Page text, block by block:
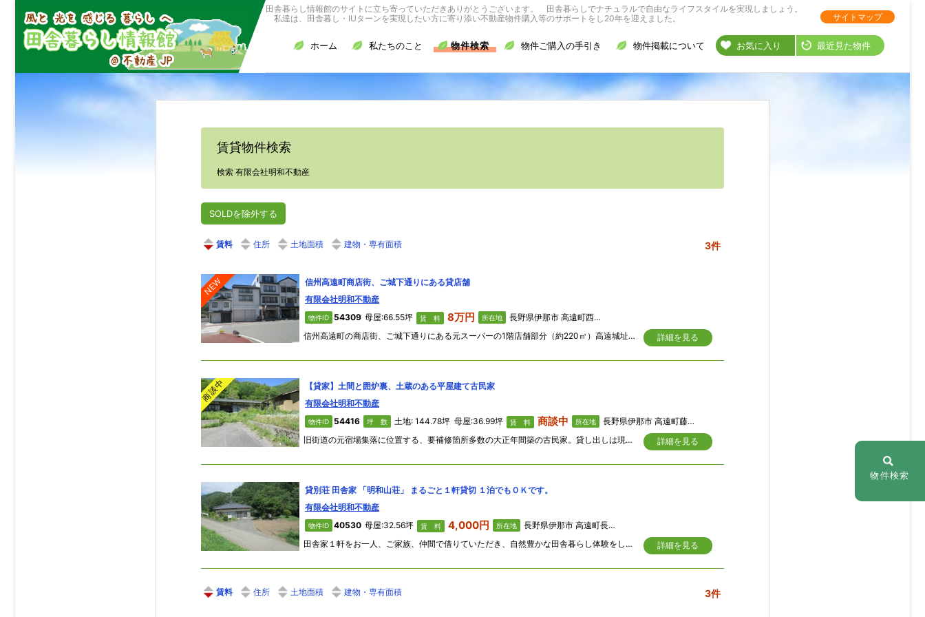
田舎暮らし情報館のサイトに立ち寄っていただきありがとうございます。 田舎暮らしでナチュラルで自由なライフスタイルを実現しましょう。
私達は、田舎暮し・IUターンを実現したい方に寄り添い不動産物件購入等のサポートをし20年を迎えました。
サイトマップ
ホーム 私たちのこと 物件検索 物件ご購入の手引き 物件掲載について お気に入り 最近見た物件
賃貸物件検索
検索 有限会社明和不動産
SOLDを除外する
住所 土地面積 建物・専有面積 3件
NEW
信州高遠町商店街、ご城下通りにある貸店舗
有限会社明和不動産
物件ID 54309 母屋:66.55坪 賃 料 8万円 所在地
長野県伊那市 高遠町西高遠本町1638
信州高遠町の商店街、ご城下通りにある元スーパーの1階店舗部分（約220㎡）高遠城址公園に近く、温泉施設、歴史ある神社、お寺等、観光客が行き交う好立地の物件。保険、契約期間、駐車場、その他条件など詳細につきましては貸主と相談の上といたします。
詳細を見る
商談中
【貸家】土間と囲炉裏、土蔵のある平屋建て古民家
有限会社明和不動産
物件ID 54416 坪 数 土地: 144.78坪 母屋:36.99坪 賃 料 商談中 所在地
長野県伊那市 高遠町藤沢御堂垣外4422
旧街道の元宿場集落に位置する、要補修箇所多数の大正年間築の古民家。貸し出しは現状有姿とし、借主によるリフォーム可能、その場合、退去時の費用弁証は無しとします。
詳細を見る
貸別荘 田舎家 「明和山荘」 まるごと１軒貸切 １泊でもＯＫです。
有限会社明和不動産
物件ID 40530 母屋:32.56坪 賃 料 4,000円 所在地
長野県伊那市 高遠町長藤弥勒1498-1
田舎家１軒をお一人、ご家族、仲間で借りていただき、自然豊かな田舎暮らし体験をしていただければと思います。また物件探しの宿、観光、遊びの拠点としても気楽にご利用下さい。
詳細を見る
住所 土地面積 建物・専有面積 3件
物件検索